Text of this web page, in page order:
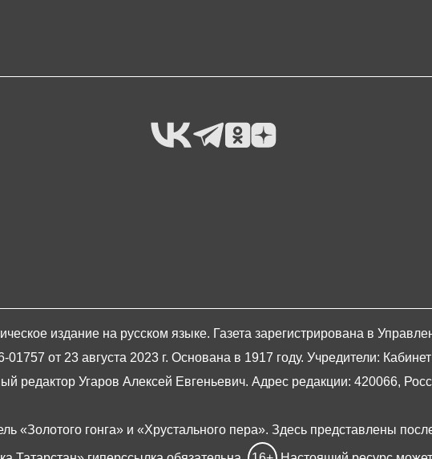
издание на русском языке. Газета зарегистрирована в
от 23 августа 2023 г. Основана в 1917 году. Учредители:
редактор Угаров Алексей Евгеньевич. Адрес редакции: 420066,
«Золотого гонга» и «Хрустального пера». Здесь представлены